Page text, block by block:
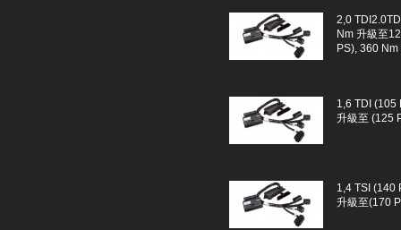
2,0
Nm 升級至
PS), 360 Nm
1,6 TDI (105
升級至 (125
1,4 TSI (140
升級至(170